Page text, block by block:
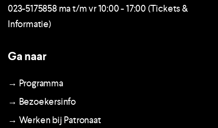
023-5175858 ma t/m vr 10:00 - 17:00 (Tickets &
Informatie)
Ga naar
→ Programma
→ Bezoekersinfo
→ Werken bij Patronaat